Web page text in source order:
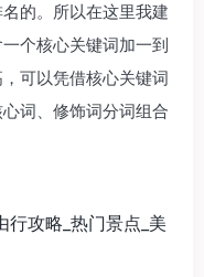
的。所以在这里我建
个核心关键词加一到
可以凭借核心关键词
词、修饰词分词组合
行攻略 热门景点 美